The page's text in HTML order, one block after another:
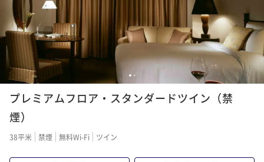
¥29,000~
¥ 27,550 ~
1 2
プレミアムフロア・スタンダードツイン（禁
煙）
38平米 禁煙 無料Wi-Fi ツイン